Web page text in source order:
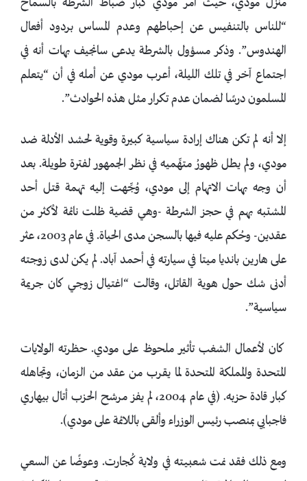
منزل مودي، حيث أمر مودي كبار ضباط الشرطة بالسماح
“للناس بالتنفيس عن إحباطهم وعدم المساس بردود أفعال
الهندوس”. وذكر مسؤول بالشرطة يدعى سانجيف بهات أنه في
اجتماع آخر في تلك الليلة، أعرب مودي عن أمله في أن “يتعلم
المسلمون درسًا لضمان عدم تكرار مثل هذه الحوادث”.
إلا أنه لم تكن هناك إرادة سياسية كبيرة وقوية لحشد الأدلة ضد
مودي، ولم يطل ظهورُ متهِّميه في نظر الجمهور لفترة طويلة. بعد
أن وجه بهات الاتهام إلى مودي، وُجِّهت إليه تهمة قتل أحد
المشتبه بهم في حجز الشرطة -وهي قضية ظلت نائمة لأكثر من
عقدين- وحُكم عليه فيها بالسجن مدى الحياة. في عام 2003، عثر
على هارين بانديا ميتا في سيارته في أحمد آباد. لم يكن لدى زوجته
أدنى شك حول هوية القاتل، وقالت “اغتيال زوجي كان جريمة
سياسية”.
كان لأعمال الشغب تأثير ملحوظ على مودي. حظرته الولايات
المتحدة والمملكة المتحدة لما يقرب من عقد من الزمان، وتجاهله
كبار قادة حزبه. (في عام 2004، لم يفز مرشح الحزب أتال بيهاري
فاجبايي بمنصب رئيس الوزراء وألقى باللائمة على مودي).
ومع ذلك فقد نمت شعبيته في ولاية كُجارت. وعوضًا عن السعي